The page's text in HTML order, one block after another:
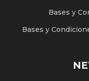
Bases y
Bases y